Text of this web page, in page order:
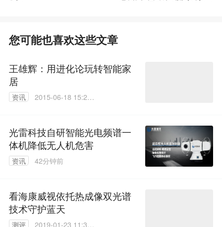
您可能也喜欢这些文章
王雄辉：用进化论玩转智能家
居
资讯
2015-06-18 15:20:
光雷科技自研智能光电频谱一
体机降低无人机危害
资讯 42分钟前
看海康威视依托热成像双光谱
技术守护蓝天
测评 2019-01-23 11:33: